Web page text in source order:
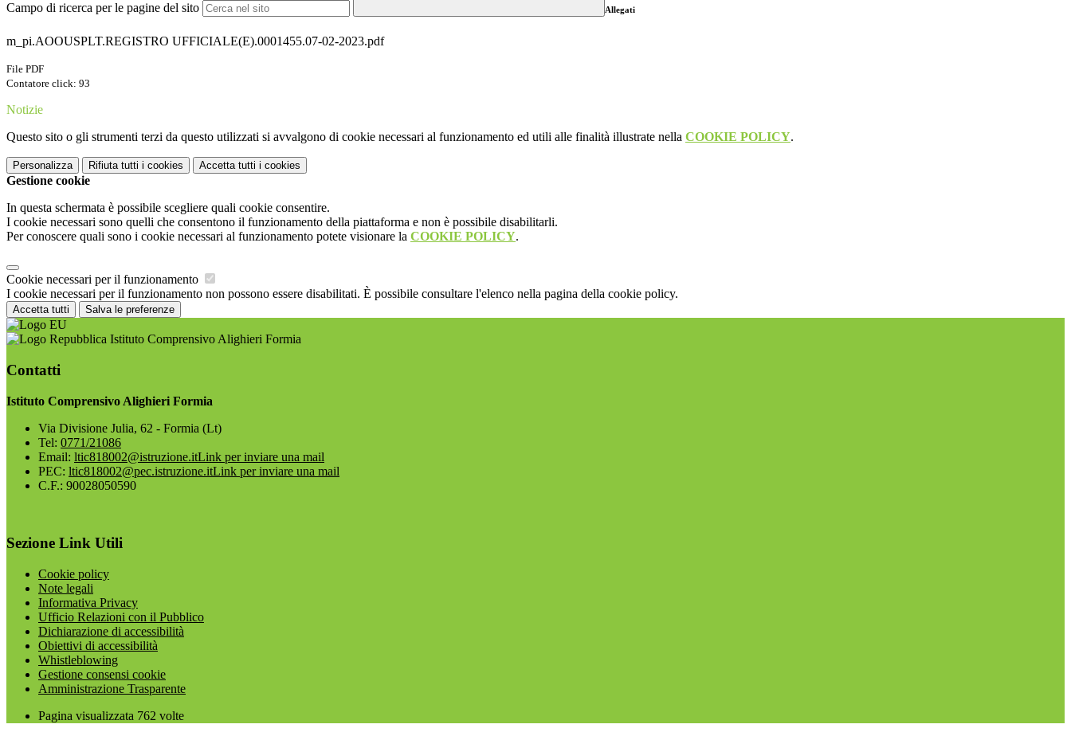
Campo di ricerca per le pagine del sito Allegati
m_pi.AOOUSPLT.REGISTRO UFFICIALE(E).0001455.07-02-2023.pdf
File PDF
Contatore click: 93
Notizie
Questo sito o gli strumenti terzi da questo utilizzati si avvalgono di cookie necessari al funzionamento ed utili alle finalità illustrate nella COOKIE POLICY.
Personalizza Rifiuta tutti i cookies Accetta tutti i cookies
Gestione cookie
In questa schermata è possibile scegliere quali cookie consentire.
I cookie necessari sono quelli che consentono il funzionamento della piattaforma e non è possibile disabilitarli.
Per conoscere quali sono i cookie necessari al funzionamento potete visionare la COOKIE POLICY.
Cookie necessari per il funzionamento
I cookie necessari per il funzionamento non possono essere disabilitati. È possibile consultare l'elenco nella pagina della cookie policy.
Accetta tutti Salva le preferenze
Istituto Comprensivo Alighieri Formia
Contatti
Istituto Comprensivo Alighieri Formia
Via Divisione Julia, 62 - Formia (Lt)
Tel: 0771/21086
Email: ltic818002@istruzione.itLink per inviare una mail
PEC: ltic818002@pec.istruzione.itLink per inviare una mail
C.F.: 90028050590
Sezione Link Utili
Cookie policy
Note legali
Informativa Privacy
Ufficio Relazioni con il Pubblico
Dichiarazione di accessibilità
Obiettivi di accessibilità
Whistleblowing
Gestione consensi cookie
Amministrazione Trasparente
Pagina visualizzata 762 volte